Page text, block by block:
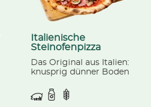
Italienische
Steinofenpizza
Das Original aus Italien:
knusprig dünner Boden
Tomatensauce, Mozzarella,
gekochtem Schinken und